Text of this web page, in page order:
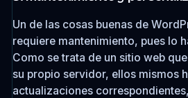
Un de las cosas buenas de
requiere mantenimiento, pues lo
Como se trata de un sitio web
su propio servidor, ellos mismos
actualizaciones